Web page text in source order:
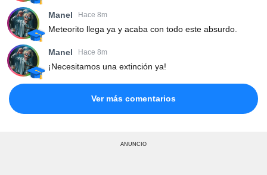
Manel Hace 8m
Meteorito llega ya y acaba con todo este absurdo.
Manel Hace 8m
¡Necesitamos una extinción ya!
Ver más comentarios
ANUNCIO